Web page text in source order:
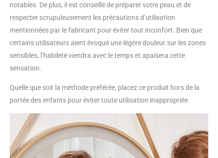
notables. De plus, il est conseillé de préparer votre peau et de
respecter scrupuleusement les précautions d’utilisation
mentionnées par le fabricant pour éviter tout inconfort. Bien que
certains utilisateurs aient évoqué une légère douleur sur les zones
sensibles, l’habileté viendra avec le temps et apaisera cette
sensation.
Quelle que soit la méthode préférée, placez ce produit hors de la
portée des enfants pour éviter toute utilisation inappropriée.